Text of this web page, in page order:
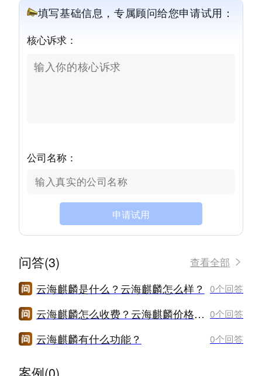
填写基础信息，专属顾问给您申请试用：
核心诉求：
公司名称：
申请试用
问答(3) 查看全部
云海麒麟是什么？云海麒麟怎么样？ 0个回答
云海麒麟怎么收费？云海麒麟价格是多少？ 0个回答
云海麒麟有什么功能？ 0个回答
案例(0)